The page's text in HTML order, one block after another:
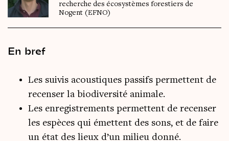
recherche des écosystèmes forestiers de
Nogent (EFNO)
En bref
Les suivis acoustiques passifs permettent de
recenser la biodiversité animale.
Les enregistrements permettent de recenser
les espèces qui émettent des sons, et de faire
un état des lieux d’un milieu donné.